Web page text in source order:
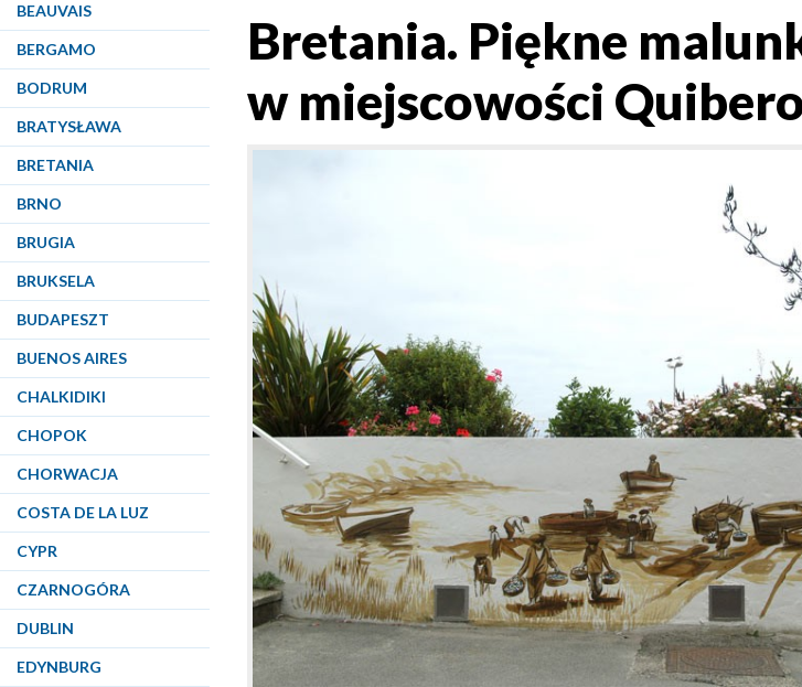
BEAUVAIS
BERGAMO
BODRUM
BRATYSŁAWA
BRETANIA
BRNO
BRUGIA
BRUKSELA
BUDAPESZT
BUENOS AIRES
CHALKIDIKI
CHOPOK
CHORWACJA
COSTA DE LA LUZ
CYPR
CZARNOGÓRA
DUBLIN
EDYNBURG
Bretania. Piękne
w miejscowości